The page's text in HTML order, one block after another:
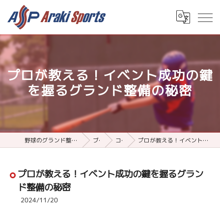
プロが教える！イベント成功の鍵
を握るグランド整備の秘密
野球のグランド整備用品ならアラキスポーツ ブログ コラム プロが教える！イベント成功の鍵を握るグランド整備の秘密
プロが教える！イベント成功の鍵を握るグラン
ド整備の秘密
2024/11/20